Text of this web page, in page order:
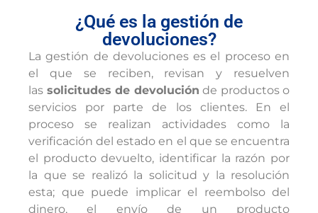
¿Qué es la gestión de
devoluciones?
La gestión de devoluciones es el proceso en
el que se reciben, revisan y resuelven
las solicitudes de devolución de productos o
servicios por parte de los clientes. En el
proceso se realizan actividades como la
verificación del estado en el que se encuentra
el producto devuelto, identificar la razón por
la que se realizó la solicitud y la resolución
esta; que puede implicar el reembolso del
dinero, el envío de un producto